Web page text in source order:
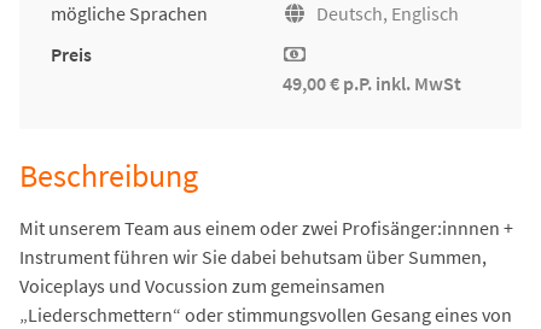
mögliche Sprachen
Deutsch, Englisch
Preis
49,00 € p.P. inkl. MwSt
Beschreibung
Mit unserem Team aus einem oder zwei Profisänger:innnen +
Instrument führen wir Sie dabei behutsam über Summen,
Voiceplays und Vocussion zum gemeinsamen
„Liederschmettern“ oder stimmungsvollen Gesang eines von